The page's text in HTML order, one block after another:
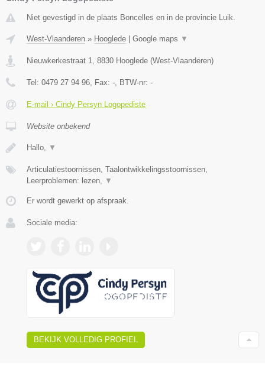
Niet gevestigd in de plaats Boncelles en in de provincie Luik.
West-Vlaanderen » Hooglede | Google maps ▼
Nieuwkerkestraat 1 8830 Hooglede (West-Vlaanderen)
Tel: 0479 27 94 96 , Fax: - , BTW-nr: -
E-mail › Cindy Persyn Logopediste
Website onbekend
Hallo, ▼
Articulatiestoornissen, Taalontwikkelingsstoornissen,
Leerproblemen: lezen,
▼
Er wordt gewerkt op afspraak.
Sociale media:
BEKIJK VOLLEDIG PROFIEL